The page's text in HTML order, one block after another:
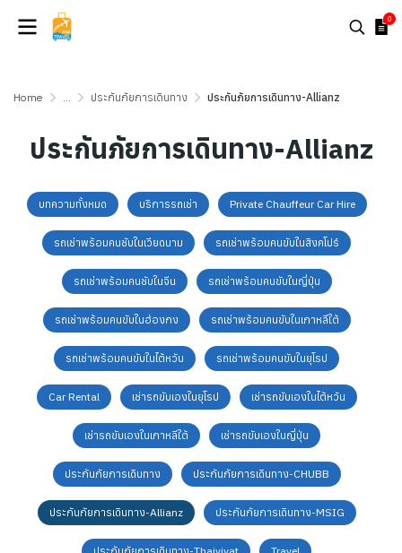
0
Home ... ประกันภัยการเดินทาง ประกันภัยการเดินทาง-Allianz
ประกันภัยการเดินทาง-Allianz
บทความทั้งหมด บริการรถเช่า Private Chauffeur Car Hire
รถเช่าพร้อมคนชับในเวียดนาม รถเช่าพร้อมคนขับในสิงคโปร์
รถเช่าพร้อมคนชับในจีน รถเช่าพร้อมคนขับในญี่ปุ่น
รถเช่าพร้อมคนขับในฮ่องกง รถเช่าพร้อมคนขับในเกาหลีใต้
รถเช่าพร้อมคนขับในไต้หวัน รถเช่าพร้อมคนขับในยุโรป
Car Rental เช่ารถขับเองในยุโรป เช่ารถขับเองในไต้หวัน
เช่ารถขับเองในเกาหลีใต้ เช่ารถขับเองในญี่ปุ่น
ประกันภัยการเดินทาง ประกันภัยการเดินทาง-CHUBB
ประกันภัยการเดินทาง-Allianz ประกันภัยการเดินทาง-MSIG